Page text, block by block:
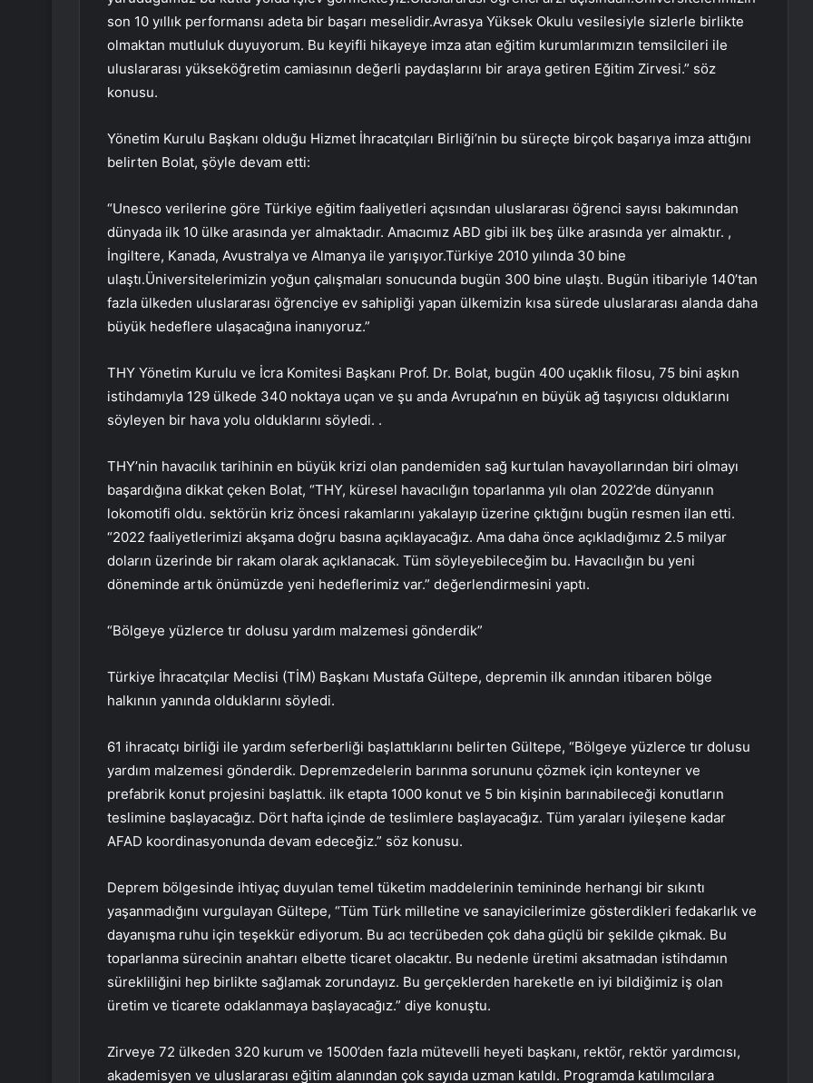
son 10 yıllık performansı adeta bir başarı meselidir.Avrasya Yüksek Okulu vesilesiyle sizlerle birlikte
olmaktan mutluluk duyuyorum. Bu keyifli hikayeye imza atan eğitim kurumlarımızın temsilcileri ile
uluslararası yükseköğretim camiasının değerli paydaşlarını bir araya getiren Eğitim Zirvesi.” söz
konusu.
Yönetim Kurulu Başkanı olduğu Hizmet İhracatçıları Birliği’nin bu süreçte birçok başarıya imza attığını
belirten Bolat, şöyle devam etti:
“Unesco verilerine göre Türkiye eğitim faaliyetleri açısından uluslararası öğrenci sayısı bakımından
dünyada ilk 10 ülke arasında yer almaktadır. Amacımız ABD gibi ilk beş ülke arasında yer almaktır. ,
İngiltere, Kanada, Avustralya ve Almanya ile yarışıyor.Türkiye 2010 yılında 30 bine
ulaştı.Üniversitelerimizin yoğun çalışmaları sonucunda bugün 300 bine ulaştı. Bugün itibariyle 140’tan
fazla ülkeden uluslararası öğrenciye ev sahipliği yapan ülkemizin kısa sürede uluslararası alanda daha
büyük hedeflere ulaşacağına inanıyoruz.”
THY Yönetim Kurulu ve İcra Komitesi Başkanı Prof. Dr. Bolat, bugün 400 uçaklık filosu, 75 bini aşkın
istihdamıyla 129 ülkede 340 noktaya uçan ve şu anda Avrupa’nın en büyük ağ taşıyıcısı olduklarını
söyleyen bir hava yolu olduklarını söyledi. .
THY’nin havacılık tarihinin en büyük krizi olan pandemiden sağ kurtulan havayollarından biri olmayı
başardığına dikkat çeken Bolat, “THY, küresel havacılığın toparlanma yılı olan 2022’de dünyanın
lokomotifi oldu. sektörün kriz öncesi rakamlarını yakalayıp üzerine çıktığını bugün resmen ilan etti.
“2022 faaliyetlerimizi akşama doğru basına açıklayacağız. Ama daha önce açıkladığımız 2.5 milyar
doların üzerinde bir rakam olarak açıklanacak. Tüm söyleyebileceğim bu. Havacılığın bu yeni
döneminde artık önümüzde yeni hedeflerimiz var.” değerlendirmesini yaptı.
“Bölgeye yüzlerce tır dolusu yardım malzemesi gönderdik”
Türkiye İhracatçılar Meclisi (TİM) Başkanı Mustafa Gültepe, depremin ilk anından itibaren bölge
halkının yanında olduklarını söyledi.
61 ihracatçı birliği ile yardım seferberliği başlattıklarını belirten Gültepe, “Bölgeye yüzlerce tır dolusu
yardım malzemesi gönderdik. Depremzedelerin barınma sorununu çözmek için konteyner ve
prefabrik konut projesini başlattık. ilk etapta 1000 konut ve 5 bin kişinin barınabileceği konutların
teslimine başlayacağız. Dört hafta içinde de teslimlere başlayacağız. Tüm yaraları iyileşene kadar
AFAD koordinasyonunda devam edeceğiz.” söz konusu.
Deprem bölgesinde ihtiyaç duyulan temel tüketim maddelerinin temininde herhangi bir sıkıntı
yaşanmadığını vurgulayan Gültepe, “Tüm Türk milletine ve sanayicilerimize gösterdikleri fedakarlık ve
dayanışma ruhu için teşekkür ediyorum. Bu acı tecrübeden çok daha güçlü bir şekilde çıkmak. Bu
toparlanma sürecinin anahtarı elbette ticaret olacaktır. Bu nedenle üretimi aksatmadan istihdamın
sürekliliğini hep birlikte sağlamak zorundayız. Bu gerçeklerden hareketle en iyi bildiğimiz iş olan
üretim ve ticarete odaklanmaya başlayacağız.” diye konuştu.
Zirveye 72 ülkeden 320 kurum ve 1500’den fazla mütevelli heyeti başkanı, rektör, rektör yardımcısı,
akademisyen ve uluslararası eğitim alanından çok sayıda uzman katıldı. Programda katılımcılara